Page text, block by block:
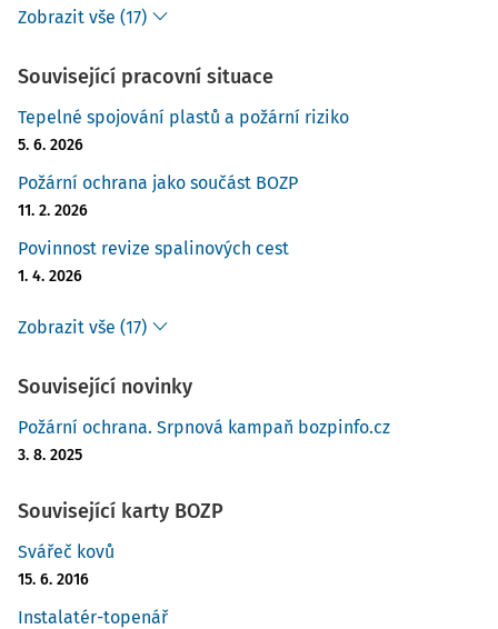
Zobrazit vše (17)
Související pracovní situace
Tepelné spojování plastů a požární riziko
5. 6. 2026
Požární ochrana jako součást BOZP
11. 2. 2026
Povinnost revize spalinových cest
1. 4. 2026
Zobrazit vše (17)
Související novinky
Požární ochrana. Srpnová kampaň bozpinfo.cz
3. 8. 2025
Související karty BOZP
Svářeč kovů
15. 6. 2016
Instalatér-topenář